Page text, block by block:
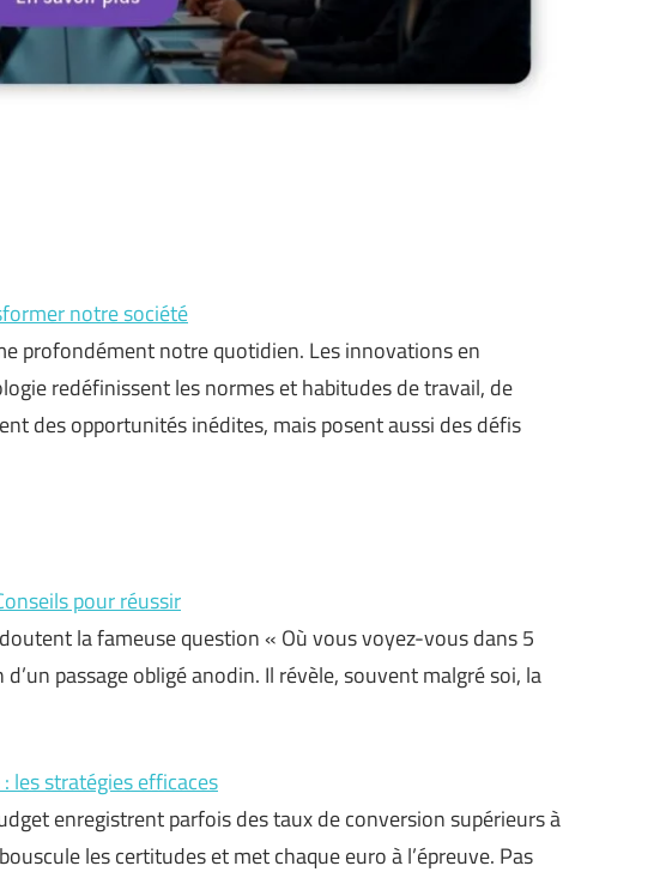
notre société
profondément notre quotidien. Les innovations en
redéfinissent les normes et habitudes de travail, de
des opportunités inédites, mais posent aussi des défis
pour réussir
la fameuse question « Où vous voyez-vous dans 5
passage obligé anodin. Il révèle, souvent malgré soi, la
les stratégies efficaces
enregistrent parfois des taux de conversion supérieurs à
les certitudes et met chaque euro à l’épreuve. Pas